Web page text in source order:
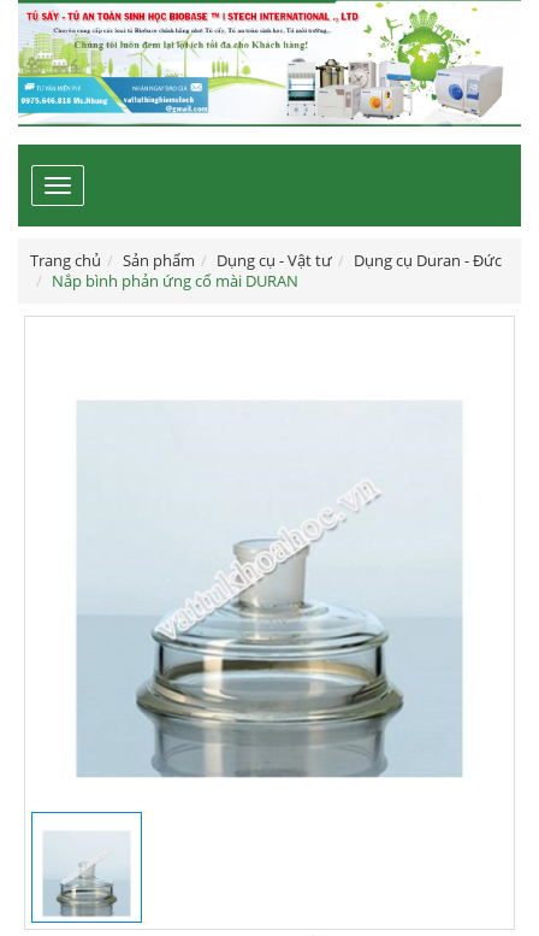
Toggle
navigation
Trang chủ Sản phẩm Dụng cụ - Vật tư
Dụng cụ Duran - Đức
Nắp bình phản ứng cổ mài DURAN